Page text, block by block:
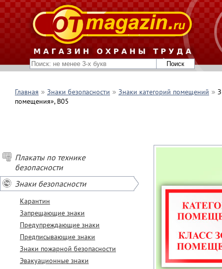
Главная Знаки безопасности Знаки категорий помещений
помещения», B05
Плакаты по технике
безопасности
Знаки безопасности
Карантин
Запрещающие знаки
Предупреждающие знаки
Предписывающие знаки
Знаки пожарной безопасности
Эвакуационные знаки